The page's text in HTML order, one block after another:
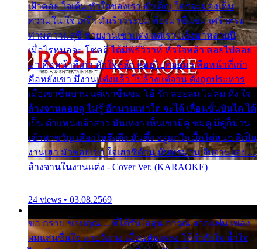
เฝ้าคอย ใจเต้น หัวใจของเรา ลำเค็ญ ใครจะมองเห็น
ความใน ใจ เศร้า มันร้าวระบม ต้องมาขื่นขม เศร้าตรม
ท่ามความสุขี ช่วยงานเขาแต่ง แต่เรา แล้งมาหลายปี
เมื่อไรหนอจะ โชคดี ได้มีพิธีวิวาห์ หัวใจหล้า คอยไปคอย
มา คือหน้าที่เก่า หัวใจหล้า คอยไปคอยมา คือหน้าที่เก่า
คือหยังเขา มีงานแต่งแล้ว ไปล้างแต่จาน ดั่งถูกประหาร
เมื่อเขาชื่นบาน แต่เราขื่นขม โอ้ รัก ลอยลม ไม่สม ดัง ใจ
ล้างจานคอยคู่ ไม่รู้ อีกนานเท่าใด จะได้ เลื่อนขั้นบันได ได้
เป็น ตำแหน่งเจ้าสาว มันเหงา เห็นเขามีคู่ ซมดู มีคู่ก็ม่วน
เข้าพาขวัญ เสียงโห่ตึงตึง มันซึ้ง อยู่แก่ใจ มื้อใด๋หนอ สิเป็น
งานเฮา มัวซอยเขา ใจเฮาซิด้าน มันทรมาน จับจาน เอย…
ล้างจานในงานแต่ง - Cover Ver. (KARAOKE)
24 views • 03.08.2569
ขอ กราบ ขอบคุณ.... ที่ได้รับไออุ่น การุณ จากแฟน เพลง
ผมแสนชื่นใจ หายวังเวง เมื่อแฟนเพลง ให้กำลังใจ น้ำใจ